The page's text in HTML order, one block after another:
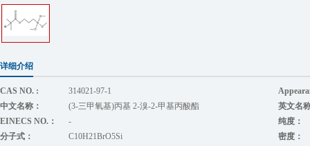
详细介绍
CAS NO. : 314021-97-1
中文名称：
(3-三甲氧基)丙基 2-溴-2-甲基丙酸酯
英文名
EINECS NO.：
-
纯度：
分子式：
C10H21BrO5Si
密度：